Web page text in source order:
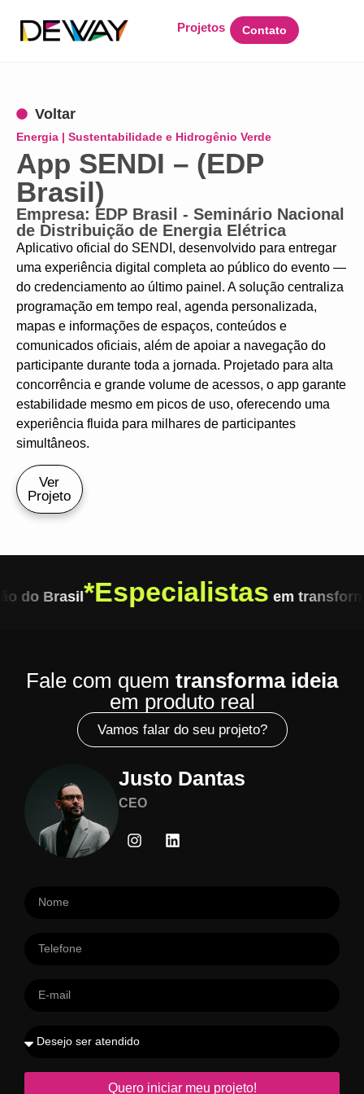
Projetos Contato
Voltar
Energia | Sustentabilidade e Hidrogênio Verde
App SENDI – (EDP
Brasil)
Empresa: EDP Brasil - Seminário Nacional
de Distribuição de Energia Elétrica
Aplicativo oficial do SENDI, desenvolvido para entregar
uma experiência digital completa ao público do evento —
do credenciamento ao último painel. A solução centraliza
programação em tempo real, agenda personalizada,
mapas e informações de espaços, conteúdos e
comunicados oficiais, além de apoiar a navegação do
participante durante toda a jornada. Projetado para alta
concorrência e grande volume de acessos, o app garante
estabilidade mesmo em picos de uso, oferecendo uma
experiência fluida para milhares de participantes
simultâneos.
Ver
Projeto
do Brasil*Especialistasem
Fale com quem transforma ideia
em produto real
Vamos falar do seu projeto?
Justo Dantas
CEO
Quero iniciar meu projeto!